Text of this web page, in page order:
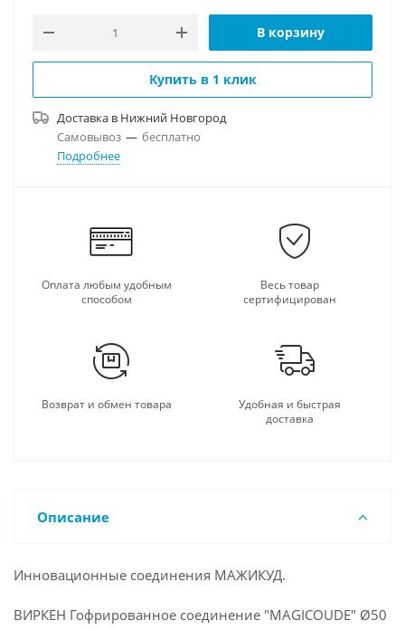
В корзину
Купить в 1 клик
Доставка в Нижний Новгород
Самовывоз — бесплатно
Подробнее
Оплата любым удобным
способом
Весь товар
сертифицирован
Возврат и обмен товара
Удобная и быстрая
доставка
Описание
Инновационные соединения МАЖИКУД.
ВИРКЕН Гофрированное соединение "MAGICOUDE" Ø50